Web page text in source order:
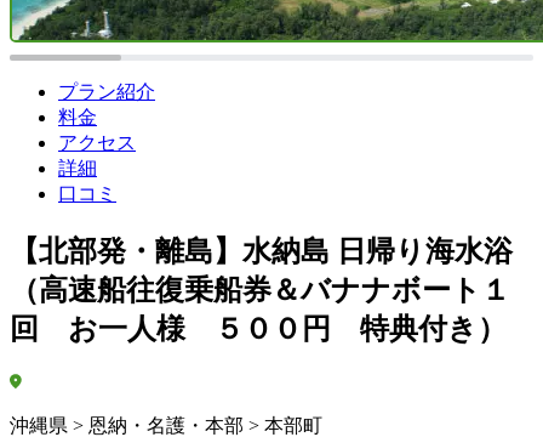
プラン紹介
料金
アクセス
詳細
口コミ
【北部発・離島】水納島 日帰り海水浴
（高速船往復乗船券＆バナナボート１
回 お一人様 ５００円 特典付き）
沖縄県 > 恩納・名護・本部 > 本部町